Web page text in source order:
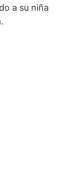
a su niña